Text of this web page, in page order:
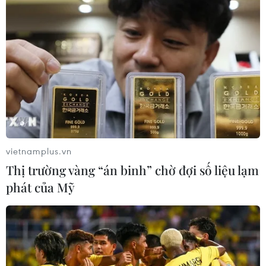
đáp ứng được sự mong mỏi của Đảng; xây dựng
Trường Sa trở thành trung tâm kinh tế, chính
trị, xã hội trên biển của cả nước, là pháo đài
vững chắc để bảo vệ chủ quyền biển đảo thiêng
liêng của Tổ quốc.
Trao huy hiệu và kỷ niệm chương cho 88 nhà báo, nhà văn tác
nghiệp tại Trường Sa. (Ảnh: TTXVN phát)
vietnamplus.vn
Thị trường vàng “án binh” chờ đợi số liệu lạm
phát của Mỹ